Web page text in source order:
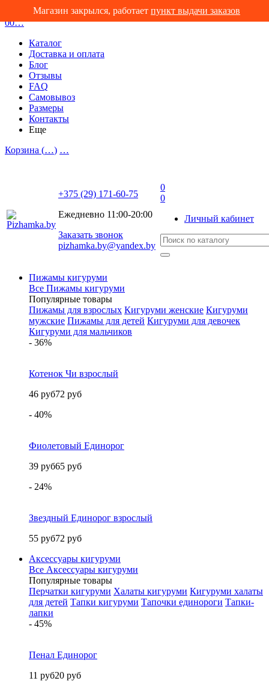
00…
Магазин закрылся, работает пункт выдачи заказов
Каталог
Доставка и оплата
Блог
Отзывы
FAQ
Самовывоз
Размеры
Контакты
Еще
Корзина (…) …
+375 (29) 171-60-75
Ежедневно 11:00-20:00
Заказать звонок
pizhamka.by@yandex.by
0
0
Личный кабинет
Пижамы кигуруми
Все Пижамы кигуруми
Популярные товары
Пижамы для взрослых Кигуруми женские Кигуруми
мужские Пижамы для детей Кигуруми для девочек
Кигуруми для мальчиков
- 36%
Котенок Чи взрослый
46 руб72 руб
- 40%
Фиолетовый Единорог
39 руб65 руб
- 24%
Звездный Единорог взрослый
55 руб72 руб
Аксессуары кигуруми
Все Аксессуары кигуруми
Популярные товары
Перчатки кигуруми Халаты кигуруми Кигуруми халаты
для детей Тапки кигуруми Тапочки единороги Тапки-
лапки
- 45%
Пенал Единорог
11 руб20 руб